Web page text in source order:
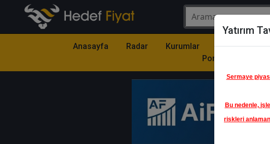
Anasayfa Radar Kurumlar
Model
Portföy
Yatırım
Sermaye
Bu nedenle,
riskleri